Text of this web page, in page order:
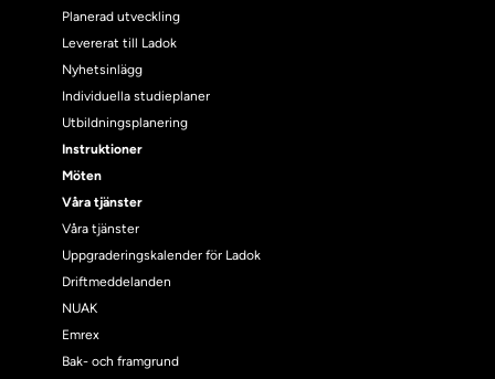
Planerad utveckling
Levererat till Ladok
Nyhetsinlägg
Individuella studieplaner
Utbildningsplanering
Instruktioner
Möten
Våra tjänster
Våra tjänster
Uppgraderingskalender för Ladok
Driftmeddelanden
NUAK
Emrex
Bak- och framgrund